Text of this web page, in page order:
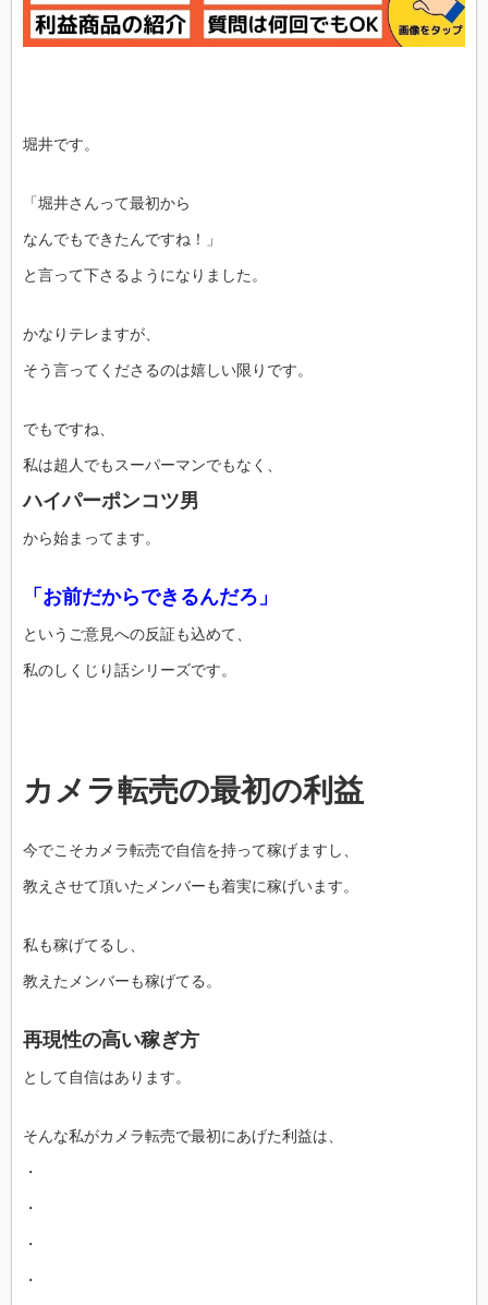
堀井です。
「堀井さんって最初から
なんでもできたんですね！」
と言って下さるようになりました。
かなりテレますが、
そう言ってくださるのは嬉しい限りです。
でもですね、
私は超人でもスーパーマンでもなく、
ハイパーポンコツ男
から始まってます。
「お前だからできるんだろ」
というご意見への反証も込めて、
私のしくじり話シリーズです。
カメラ転売の最初の利益
今でこそカメラ転売で自信を持って稼げますし、
教えさせて頂いたメンバーも着実に稼げいます。
私も稼げてるし、
教えたメンバーも稼げてる。
再現性の高い稼ぎ方
として自信はあります。
そんな私がカメラ転売で最初にあげた利益は、
・
・
・
・